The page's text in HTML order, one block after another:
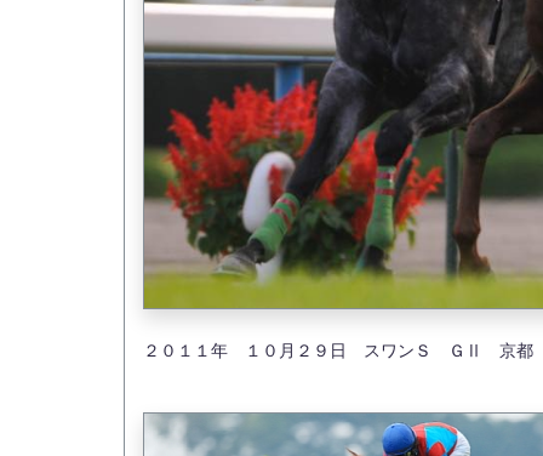
２０１１年 １０月２９日 スワンＳ ＧⅡ 京